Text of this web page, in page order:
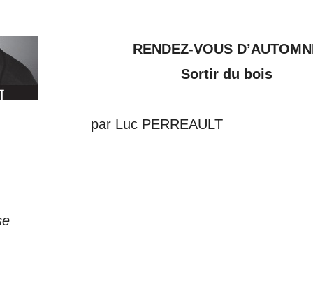
RENDEZ-VOUS
Sortir du bois
par Luc PERREAULT